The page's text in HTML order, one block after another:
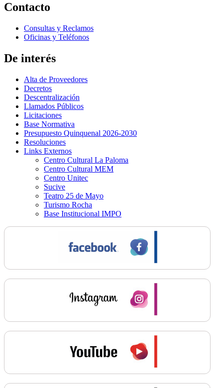
Contacto
Consultas y Reclamos
Oficinas y Teléfonos
De interés
Alta de Proveedores
Decretos
Descentralización
Llamados Públicos
Licitaciones
Base Normativa
Presupuesto Quinquenal 2026-2030
Resoluciones
Links Externos
Centro Cultural La Paloma
Centro Cultural MEM
Centro Unitec
Sucive
Teatro 25 de Mayo
Turismo Rocha
Base Institucional IMPO